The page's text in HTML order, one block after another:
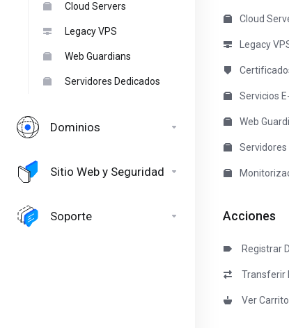
Cloud Servers
Legacy VPS
Web Guardians
Servidores Dedicados
Dominios
Sitio Web y Seguridad
Soporte
Cloud
Legacy
Servicios
Web
Servidores
Acciones
Registrar
Transferir
Ver Carrito